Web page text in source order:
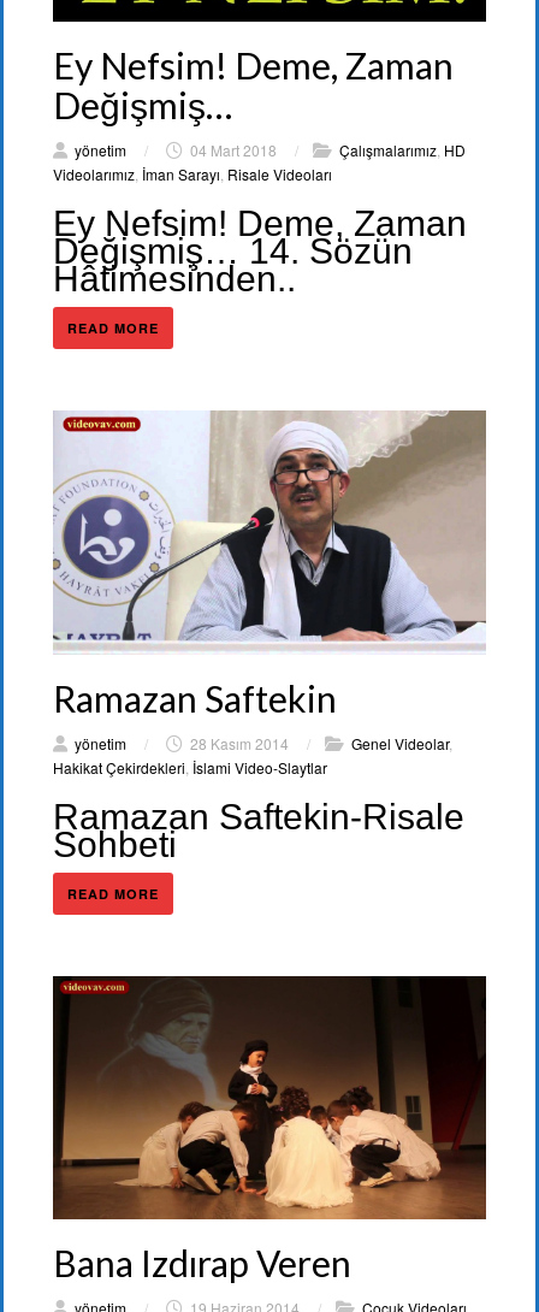
Ey Nefsim! Deme, Zaman
Değişmiş…
yönetim / 04 Mart 2018 / Çalışmalarımız HD
Videolarımız İman Sarayı Risale Videoları
Ey Nefsim! Deme, Zaman
Değişmiş… 14. Sözün
Hâtimesinden..
READ MORE
Ramazan Saftekin
yönetim / 28 Kasım 2014 / Genel Videolar,
Hakikat Çekirdekleri İslami Video-Slaytlar
Ramazan Saftekin-Risale
Sohbeti
READ MORE
Bana Izdırap Veren